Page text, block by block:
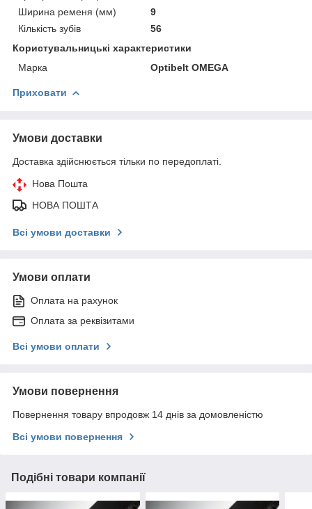
Ширина ременя (мм)
9
Кількість зубів
56
Користувальницькі характеристики
Марка
Optibelt OMEGA
Приховати
Умови доставки
Доставка здійснюється тільки по передоплаті.
Нова Пошта
НОВА ПОШТА
Всі умови доставки
Умови оплати
Оплата на рахунок
Оплата за реквізитами
Всі умови оплати
Умови повернення
Повернення товару впродовж 14 днів за домовленістю
Всі умови повернення
Подібні товари компанії